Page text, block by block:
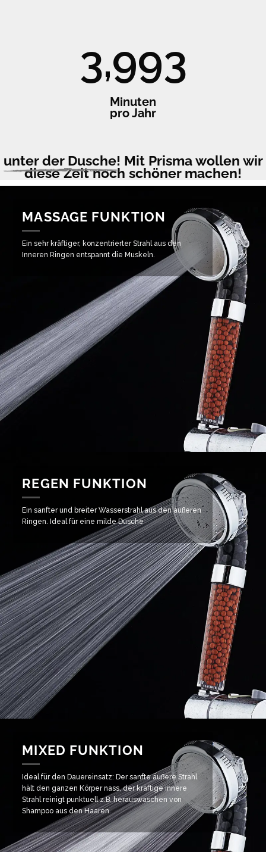
4,015
Minuten
pro Jahr
unter der Dusche! Mit Prisma wollen wir
diese Zeit noch schöner machen!
MASSAGE FUNKTION
Ein sehr kräftiger, konzentrierter Strahl aus den
Inneren Ringen entspannt die Muskeln.
REGEN FUNKTION
Ein sanfter und breiter Wasserstrahl aus den äußeren
Ringen. Ideal für eine milde Dusche
MIXED FUNKTION
Ideal für den Dauereinsatz: Der sanfte äußere Strahl
hält den ganzen Körper nass, der kräftige innere
Strahl reinigt punktuell z.B. herauswaschen von
Shampoo aus den Haaren.